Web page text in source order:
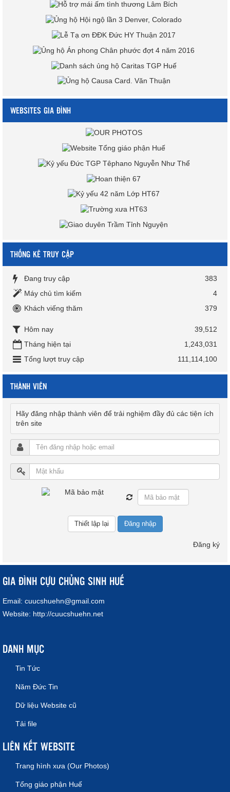
WEBSITES GIA ĐÌNH
THỐNG KÊ TRUY CẬP
Đang truy cập
383
Máy chủ tìm kiếm
4
Khách viếng thăm
379
Hôm nay
39,512
Tháng hiện tại
1,243,031
Tổng lượt truy cập
111,114,100
THÀNH VIÊN
Hãy đăng nhập thành viên để trải nghiệm đầy đủ các tiện ích
trên site
Đăng nhập
Đăng ký
GIA ĐÌNH CỰU CHỦNG SINH HUẾ
Email: cuucshuehn@gmail.com
Website: http://cuucshuehn.net
DANH MỤC
Tin Tức
Năm Đức Tin
Dữ liệu Website cũ
Tải file
LIÊN KẾT WEBSITE
Trang hình xưa (Our Photos)
Tổng giáo phận Huế